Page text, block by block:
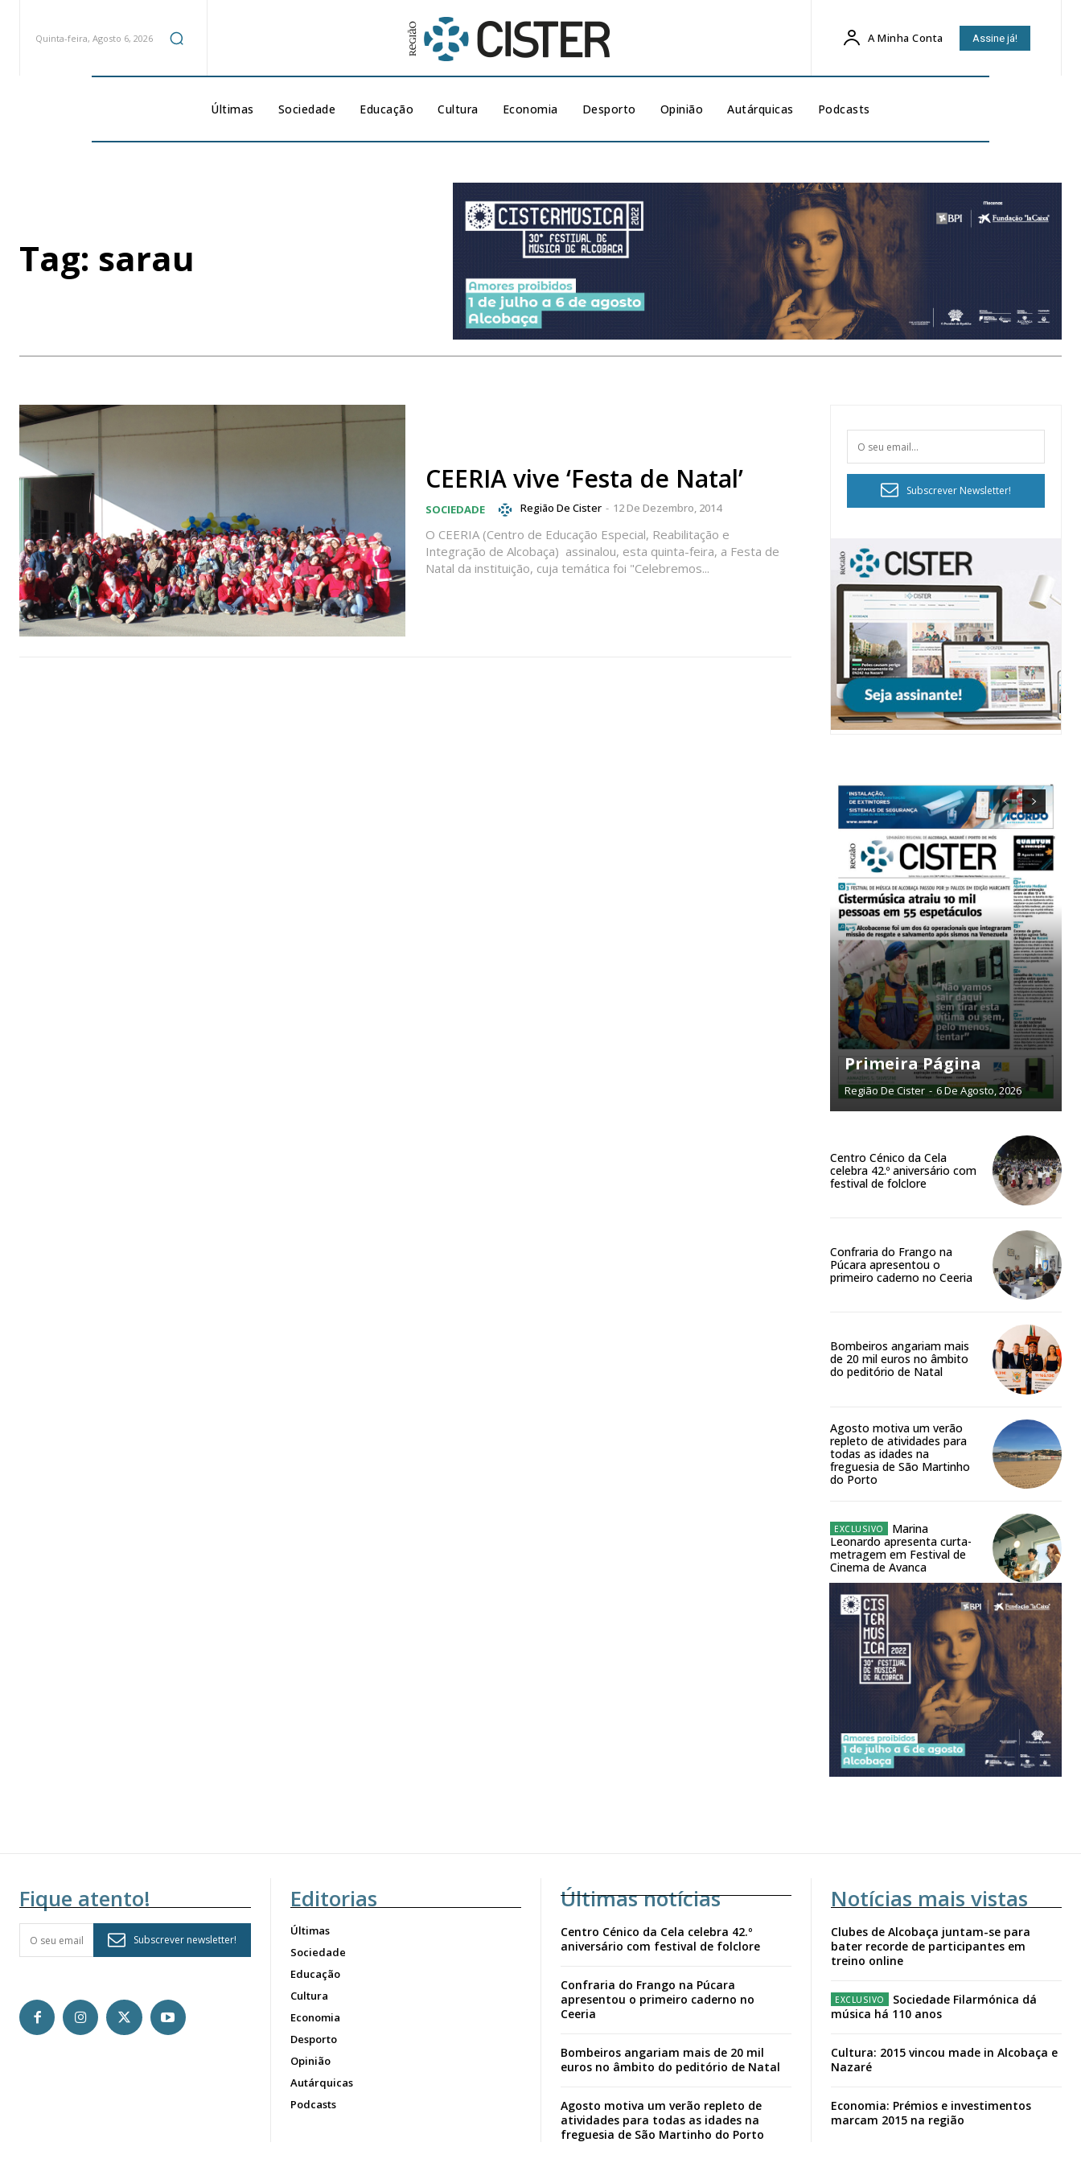
Quinta-feira, Agosto 6, 2026 A Minha Conta Assine já!
Últimas Sociedade Educação Cultura Economia Desporto Opinião Autárquicas Podcasts
Tag: sarau
CEERIA vive ‘Festa de Natal’
SOCIEDADE Região De Cister - 12 De Dezembro, 2014
O CEERIA (Centro de Educação Especial, Reabilitação e
Integração de Alcobaça) assinalou, esta quinta-feira, a Festa de
Natal da instituição, cuja temática foi "Celebremos...
Subscrever Newsletter!
Primeira Página
Região De Cister - 6 De Agosto, 2026
Centro Cénico da Cela
celebra 42.º aniversário com
festival de folclore
Confraria do Frango na
Púcara apresentou o
primeiro caderno no Ceeria
Bombeiros angariam mais
de 20 mil euros no âmbito
do peditório de Natal
Agosto motiva um verão
repleto de atividades para
todas as idades na
freguesia de São Martinho
do Porto
Marina
Leonardo apresenta curta-
metragem em Festival de
Cinema de Avanca
Fique atento!
Subscrever newsletter!
Editorias
Últimas
Sociedade
Educação
Cultura
Economia
Desporto
Opinião
Autárquicas
Podcasts
Últimas notícias
Centro Cénico da Cela celebra 42.º
aniversário com festival de folclore
Confraria do Frango na Púcara
apresentou o primeiro caderno no
Ceeria
Bombeiros angariam mais de 20 mil
euros no âmbito do peditório de Natal
Agosto motiva um verão repleto de
atividades para todas as idades na
freguesia de São Martinho do Porto
Notícias mais vistas
Clubes de Alcobaça juntam-se para
bater recorde de participantes em
treino online
Sociedade Filarmónica dá
música há 110 anos
Cultura: 2015 vincou made in Alcobaça e
Nazaré
Economia: Prémios e investimentos
marcam 2015 na região